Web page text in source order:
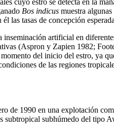
cuyo estro se detecta en la
Bos indicus muestra
las tasas de concepción
artificial en
(Aspron y Zapien 1982;
del inicio del estro, ya
de las regiones
de 1990 en una explotación
subtropical subhúmedo del tipo